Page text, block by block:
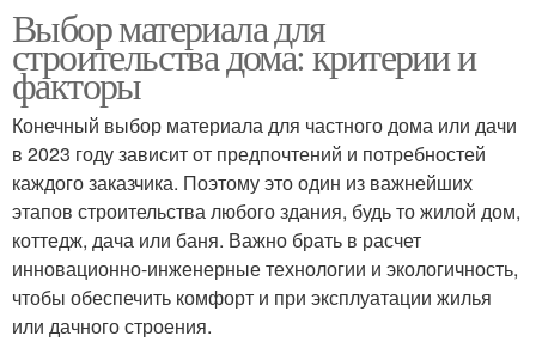
Выбор материала для
строительства дома: критерии и
факторы
Конечный выбор материала для частного дома или дачи
в 2023 году зависит от предпочтений и потребностей
каждого заказчика. Поэтому это один из важнейших
этапов строительства любого здания, будь то жилой дом,
коттедж, дача или баня. Важно брать в расчет
инновационно-инженерные технологии и экологичность,
чтобы обеспечить комфорт и при эксплуатации жилья
или дачного строения.